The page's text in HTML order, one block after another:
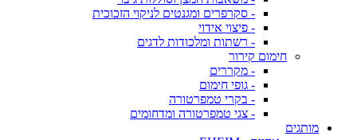
- סקרפרים ומגנטים לניקוי הזכוכית
- פיצוי אידוי
- רשתות ומלכודות לדגים
חימום קירור
- מקררים
- גופי חימום
- בקרי טמפרטורה
- צגי טמפרטורה ומדחומים
מותגים